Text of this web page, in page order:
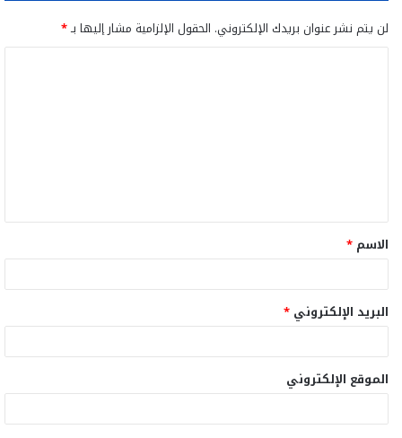
لن يتم نشر عنوان بريدك الإلكتروني. الحقول الإلزامية مشار إليها بـ*
ق
*
الاسم *
البريد الإلكتروني *
الموقع الإلكتروني